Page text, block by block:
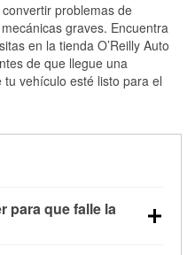
problemas de
graves. Encuentra
en la tienda O’Reilly Auto
de que llegue una
vehículo esté listo para el
para que falle la